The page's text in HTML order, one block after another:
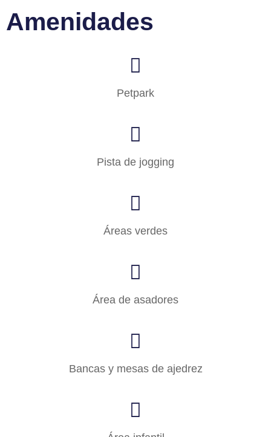
Amenidades
Petpark
Pista de jogging
Áreas verdes
Área de asadores
Bancas y mesas de ajedrez